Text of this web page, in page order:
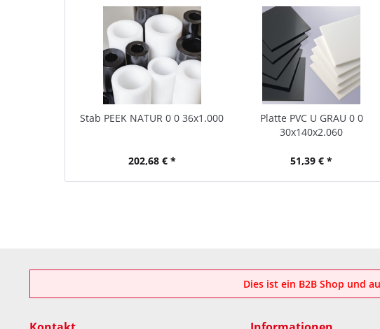
Stab PEEK NATUR 0 0 36x1.000
202,68 € *
Platte PVC U GRAU 0 0
30x140x2.060
51,39 € *
Dies ist ein B2B Shop und